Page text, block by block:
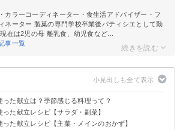
カラーコーディネーター・食生活アドバイザー・フ
ネーター 製菓の専門学校卒業後パティシエとして勤
在は2児の母 離乳食、幼児食など...
事一覧
った献立は？季節感じる料理って？
の食材は何がある？
た献立レシピ【サラダ・副菜】
り】トマトときゅうりのサラダ
うがの甘酢づけ
とうもろこし】トマトと枝豆コーンの彩りサラダ
た献立レシピ【主菜・メインのおかず】